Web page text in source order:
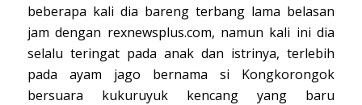
beberapa kali dia bareng terbang lama belasan
jam dengan rexnewsplus.com, namun kali ini dia
selalu teringat pada anak dan istrinya, terlebih
pada ayam jago bernama si Kongkorongok
bersuara kukuruyuk kencang yang baru